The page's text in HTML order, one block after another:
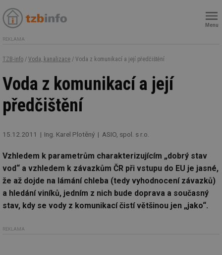
Menu
REKLAMA
TZB-info / Voda, kanalizace / Voda z komunikací a její předčištění
Voda z komunikací a její
předčištění
15.12.2011 Ing. Karel Plotěný ASIO, spol. s r.o.
Vzhledem k parametrům charakterizujícím „dobrý stav
vod“ a vzhledem k závazkům ČR při vstupu do EU je jasné,
že až dojde na lámání chleba (tedy vyhodnocení závazků)
a hledání viníků, jedním z nich bude doprava a současný
stav, kdy se vody z komunikací čistí většinou jen „jako“.
REKLAMA